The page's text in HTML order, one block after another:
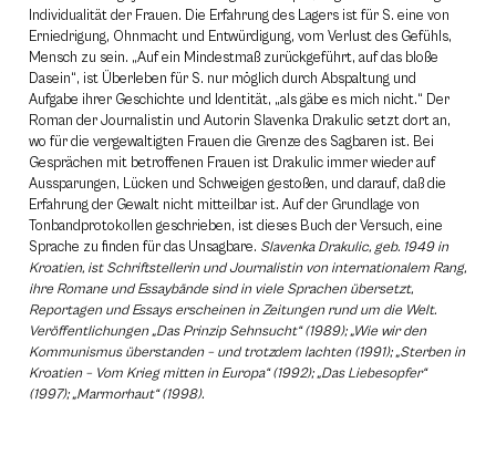
Individualität der Frauen. Die Erfahrung des Lagers ist für S. eine von
Erniedrigung, Ohnmacht und Entwürdigung, vom Verlust des Gefühls,
Mensch zu sein. „Auf ein Mindestmaß zurückgeführt, auf das bloße
Dasein“, ist Überleben für S. nur möglich durch Abspaltung und
Aufgabe ihrer Geschichte und Identität, „als gäbe es mich nicht.“ Der
Roman der Journalistin und Autorin Slavenka Drakulic setzt dort an,
wo für die vergewaltigten Frauen die Grenze des Sagbaren ist. Bei
Gesprächen mit betroffenen Frauen ist Drakulic immer wieder auf
Aussparungen, Lücken und Schweigen gestoßen, und darauf, daß die
Erfahrung der Gewalt nicht mitteilbar ist. Auf der Grundlage von
Tonbandprotokollen geschrieben, ist dieses Buch der Versuch, eine
Sprache zu finden für das Unsagbare. Slavenka Drakulic, geb. 1949 in
Kroatien, ist Schriftstellerin und Journalistin von internationalem Rang,
ihre Romane und Essaybände sind in viele Sprachen übersetzt,
Reportagen und Essays erscheinen in Zeitungen rund um die Welt.
Veröffentlichungen „Das Prinzip Sehnsucht“ (1989); „Wie wir den
Kommunismus überstanden – und trotzdem lachten (1991); „Sterben in
Kroatien – Vom Krieg mitten in Europa“ (1992); „Das Liebesopfer“
(1997); „Marmorhaut“ (1998).